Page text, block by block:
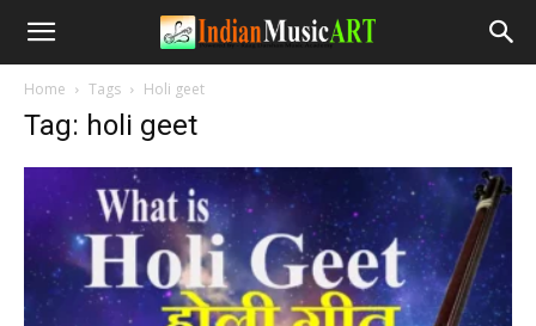
Home Tags Holi geet
Tag: holi geet